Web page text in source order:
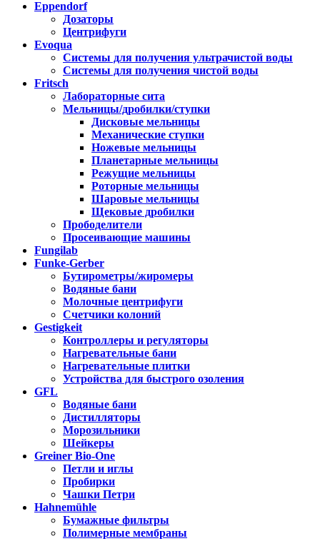
Eppendorf
Дозаторы
Центрифуги
Evoqua
Системы для получения ультрачистой воды
Системы для получения чистой воды
Fritsch
Лабораторные сита
Мельницы/дробилки/ступки
Дисковые мельницы
Механические ступки
Ножевые мельницы
Планетарные мельницы
Режущие мельницы
Роторные мельницы
Шаровые мельницы
Щековые дробилки
Прободелители
Просеивающие машины
Fungilab
Funke-Gerber
Бутирометры/жиромеры
Водяные бани
Молочные центрифуги
Счетчики колоний
Gestigkeit
Контроллеры и регуляторы
Нагревательные бани
Нагревательные плитки
Устройства для быстрого озоления
GFL
Водяные бани
Дистилляторы
Морозильники
Шейкеры
Greiner Bio-One
Петли и иглы
Пробирки
Чашки Петри
Hahnemühle
Бумажные фильтры
Полимерные мембраны